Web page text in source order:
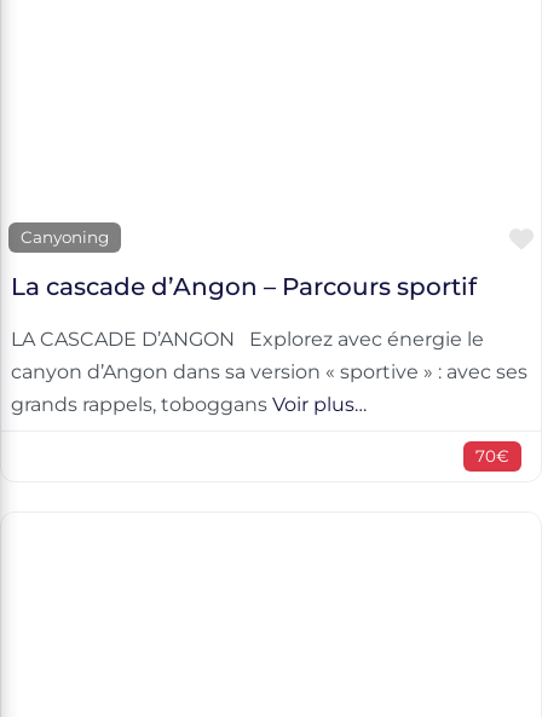
Canyoning
La cascade d’Angon – Parcours sportif
LA CASCADE D’ANGON Explorez avec énergie le
canyon d’Angon dans sa version « sportive » : avec ses
grands rappels, toboggans Voir plus…
70€